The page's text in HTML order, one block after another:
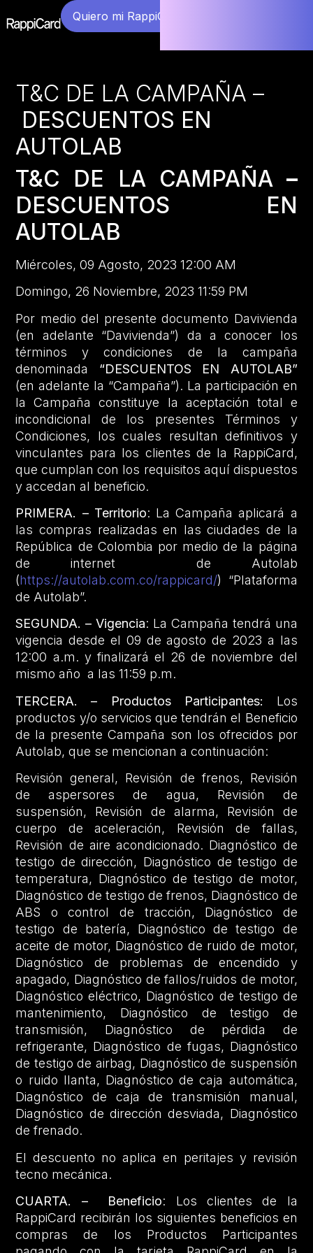
Quiero mi RappiCard
T&C DE LA CAMPAÑA –
DESCUENTOS EN
AUTOLAB
T&C DE LA CAMPAÑA –
DESCUENTOS EN
AUTOLAB
Miércoles, 09 Agosto, 2023 12:00 AM
Domingo, 26 Noviembre, 2023 11:59 PM
Por medio del presente documento Davivienda
(en adelante “Davivienda”) da a conocer los
términos y condiciones de la campaña
denominada “DESCUENTOS EN AUTOLAB”
(en adelante la “Campaña”). La participación en
la Campaña constituye la aceptación total e
incondicional de los presentes Términos y
Condiciones, los cuales resultan definitivos y
vinculantes para los clientes de la RappiCard,
que cumplan con los requisitos aquí dispuestos
y accedan al beneficio.
PRIMERA. – Territorio: La Campaña aplicará a
las compras realizadas en las ciudades de la
República de Colombia por medio de la página
de internet de Autolab
(https://autolab.com.co/rappicard/) “Plataforma
de Autolab”.
SEGUNDA. – Vigencia: La Campaña tendrá una
vigencia desde el 09 de agosto de 2023 a las
12:00 a.m. y finalizará el 26 de noviembre del
mismo año a las 11:59 p.m.
TERCERA. – Productos Participantes: Los
productos y/o servicios que tendrán el Beneficio
de la presente Campaña son los ofrecidos por
Autolab, que se mencionan a continuación:
Revisión general, Revisión de frenos, Revisión
de aspersores de agua, Revisión de
suspensión, Revisión de alarma, Revisión de
cuerpo de aceleración, Revisión de fallas,
Revisión de aire acondicionado. Diagnóstico de
testigo de dirección, Diagnóstico de testigo de
temperatura, Diagnóstico de testigo de motor,
Diagnóstico de testigo de frenos, Diagnóstico de
ABS o control de tracción, Diagnóstico de
testigo de batería, Diagnóstico de testigo de
aceite de motor, Diagnóstico de ruido de motor,
Diagnóstico de problemas de encendido y
apagado, Diagnóstico de fallos/ruidos de motor,
Diagnóstico eléctrico, Diagnóstico de testigo de
mantenimiento, Diagnóstico de testigo de
transmisión, Diagnóstico de pérdida de
refrigerante, Diagnóstico de fugas, Diagnóstico
de testigo de airbag, Diagnóstico de suspensión
o ruido llanta, Diagnóstico de caja automática,
Diagnóstico de caja de transmisión manual,
Diagnóstico de dirección desviada, Diagnóstico
de frenado.
El descuento no aplica en peritajes y revisión
tecno mecánica.
CUARTA. –
Beneficio: Los clientes de la
RappiCard recibirán los siguientes beneficios en
compras de los Productos Participantes